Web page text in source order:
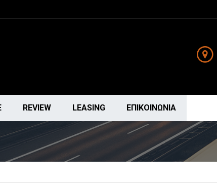
REVIEW LEASING ΕΠΙΚΟΙΝΩΝΊΑ